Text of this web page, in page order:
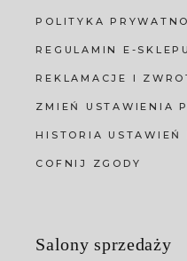
POLITYKA
REGULAMIN E-SKLEPU
REKLAMACJE I
ZMIEŃ USTAWIENIA
HISTORIA USTAWIEŃ
COFNIJ ZGODY
Salony sprzedaży